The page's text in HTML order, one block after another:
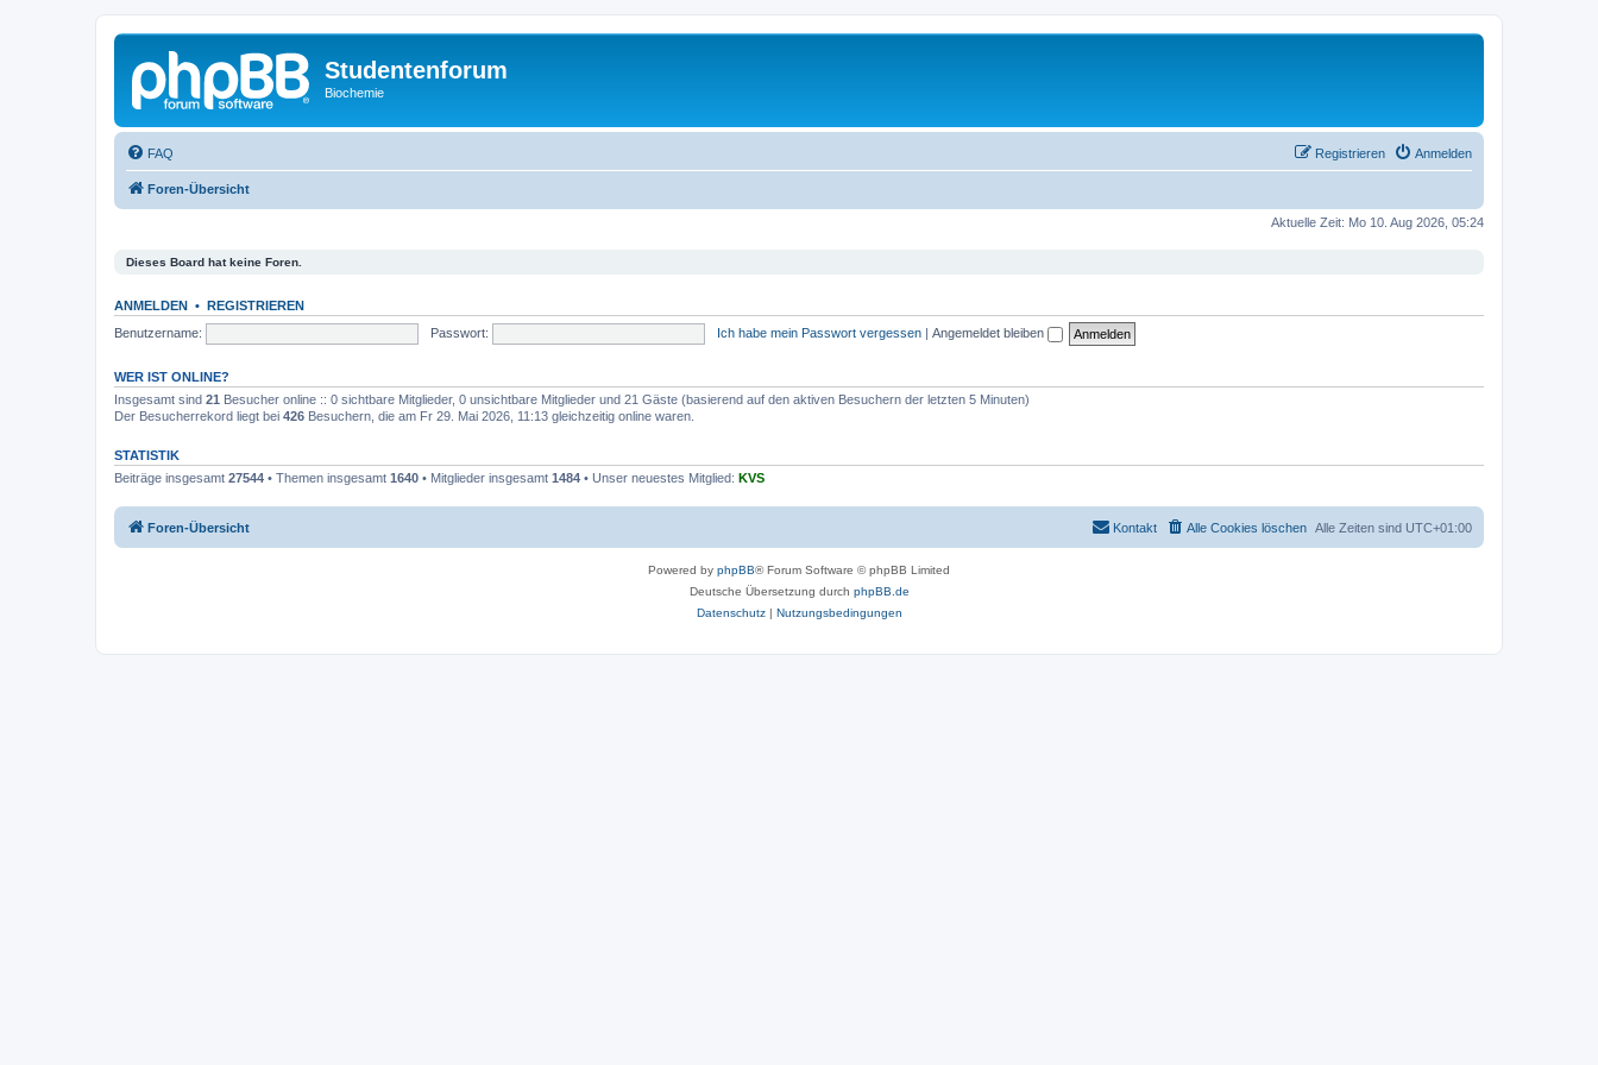
Studentenforum
Biochemie
FAQ Anmelden
Registrieren
Foren-Übersicht
Aktuelle Zeit: Mo 10. Aug 2026, 05:24
Dieses Board hat keine Foren.
ANMELDEN • REGISTRIEREN
Benutzername:
Passwort: Ich habe mein Passwort vergessen | Angemeldet bleiben
WER IST ONLINE?
Insgesamt sind 21 Besucher online :: 0 sichtbare Mitglieder, 0 unsichtbare Mitglieder und 21 Gäste (basierend auf den aktiven Besuchern der letzten 5 Minuten)
Der Besucherrekord liegt bei 426 Besuchern, die am Fr 29. Mai 2026, 11:13 gleichzeitig online waren.
STATISTIK
Beiträge insgesamt 27544 • Themen insgesamt 1640 • Mitglieder insgesamt 1484 • Unser neuestes Mitglied: KVS
Foren-Übersicht Alle Zeiten sind UTC+01:00
Alle Cookies löschen
Kontakt
Powered by phpBB® Forum Software © phpBB Limited
Deutsche Übersetzung durch phpBB.de
Datenschutz| Nutzungsbedingungen